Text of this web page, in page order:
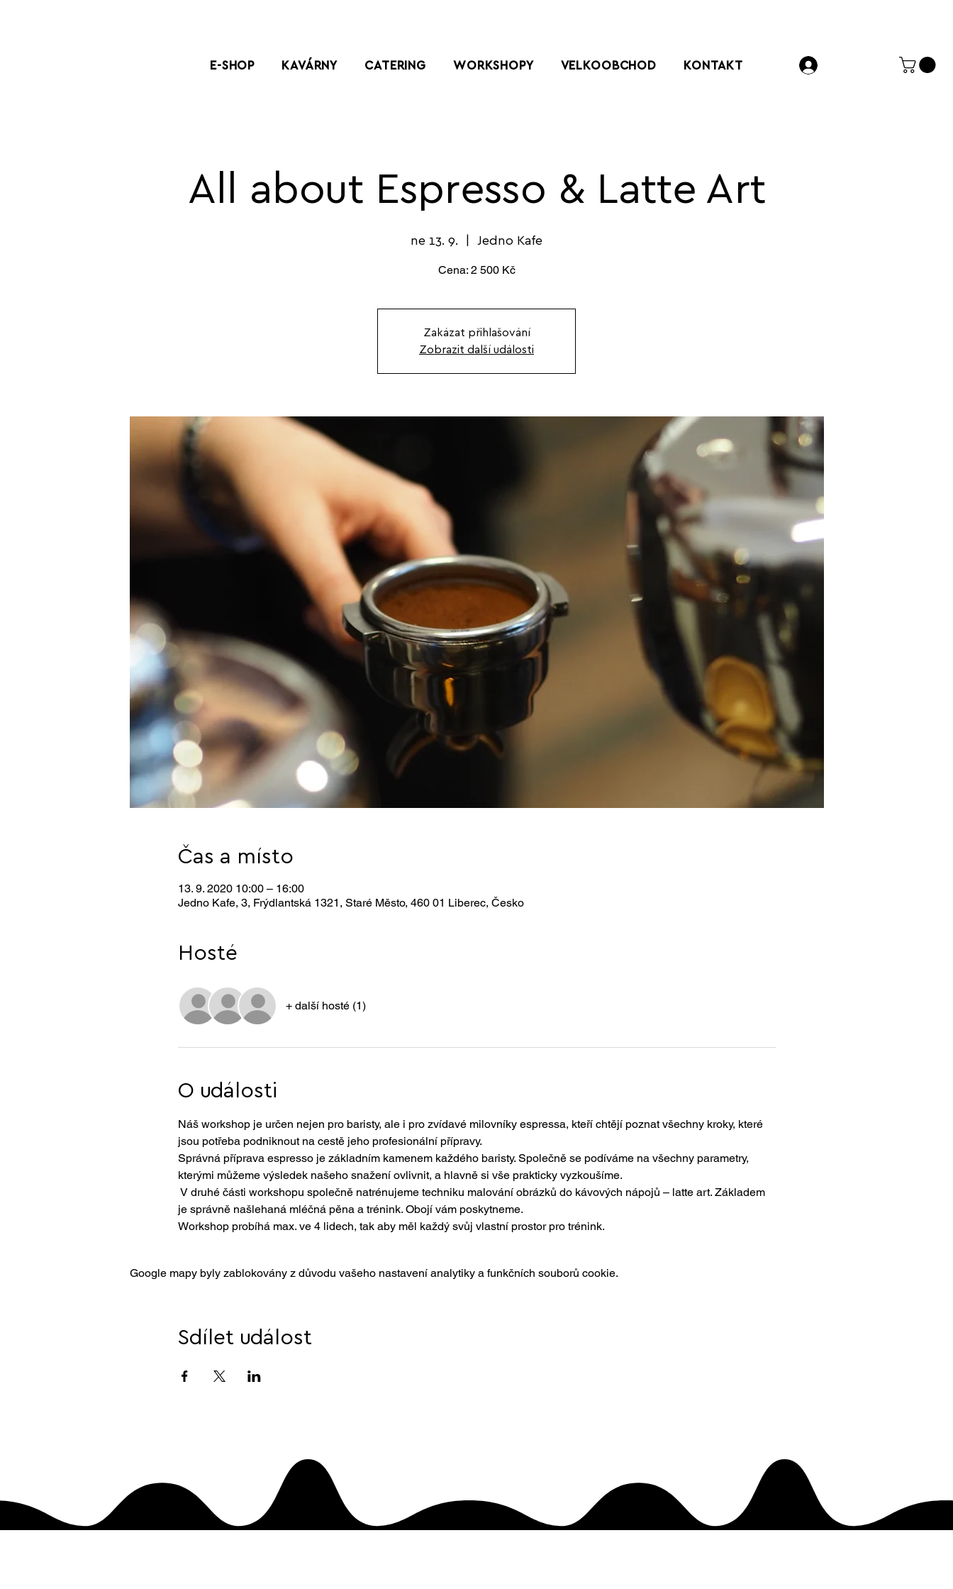
E-SHOP KAVÁRNY CATERING WORKSHOPY VELKOOBCHOD KONTAKT
All about Espresso & Latte Art
ne 13. 9. Jedno Kafe
Cena: 2 500 Kč
Zakázat přihlašování
Zobrazit další události
Čas a místo
13. 9. 2020 10:00 – 16:00
Jedno Kafe, 3, Frýdlantská 1321, Staré Město, 460 01 Liberec, Česko
Hosté
+ další hosté (1)
O události
Náš workshop je určen nejen pro baristy, ale i pro zvídavé milovníky espressa, kteří chtějí poznat všechny kroky, které
jsou potřeba podniknout na cestě jeho profesionální přípravy.
Správná příprava espresso je základním kamenem každého baristy. Společně se podíváme na všechny parametry,
kterými můžeme výsledek našeho snažení ovlivnit, a hlavně si vše prakticky vyzkoušíme.
V druhé části workshopu společně natrénujeme techniku malování obrázků do kávových nápojů – latte art. Základem
je správně našlehaná mléčná pěna a trénink. Obojí vám poskytneme.
Workshop probíhá max. ve 4 lidech, tak aby měl každý svůj vlastní prostor pro trénink.
Google mapy byly zablokovány z důvodu vašeho nastavení analytiky a funkčních souborů cookie.
Sdílet událost